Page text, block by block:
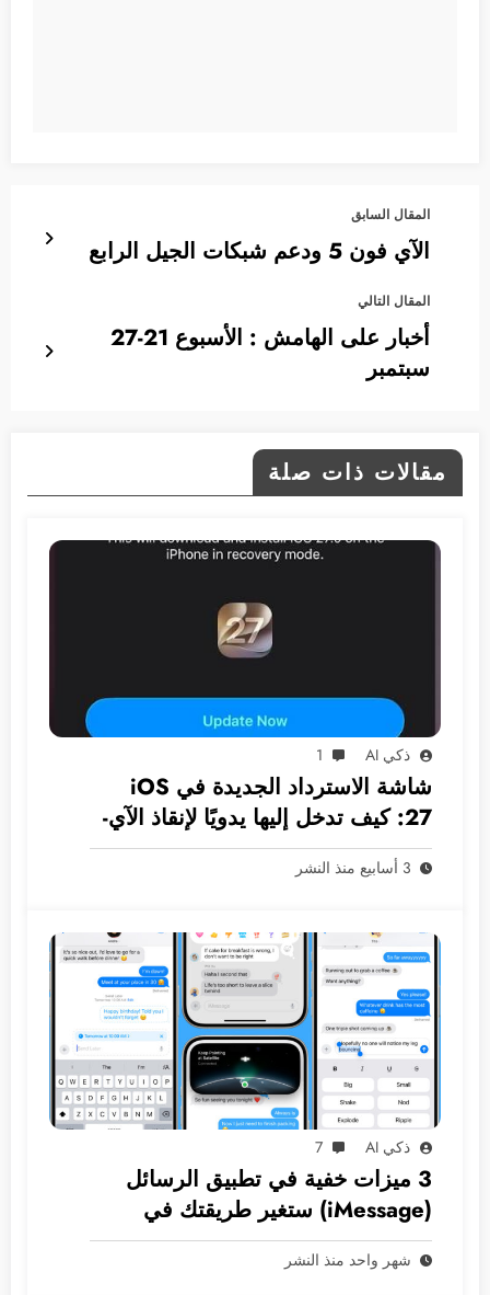
المقال السابق
الآي فون 5 ودعم شبكات الجيل الرابع
المقال التالي
أخبار على الهامش : الأسبوع 21-27
سبتمبر
مقالات ذات صلة
ذكي AI 1
شاشة الاسترداد الجديدة في iOS
27: كيف تدخل إليها يدويًا لإنقاذ الآي-
فون دون كمبيوتر؟
3 أسابيع منذ النشر
ذكي AI 7
3 ميزات خفية في تطبيق الرسائل
(iMessage) ستغير طريقتك في
المراسلة
شهر واحد منذ النشر